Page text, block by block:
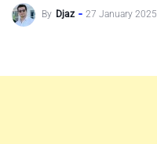
By Djaz 27 January 2025